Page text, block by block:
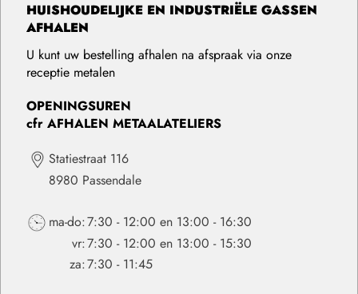
HUISHOUDELIJKE EN INDUSTRIËLE GASSEN
AFHALEN
U kunt uw bestelling afhalen na afspraak via onze
receptie metalen
OPENINGSUREN
cfr AFHALEN METAALATELIERS
Statiestraat 116
8980 Passendale
ma-do:7:30 - 12:00 en 13:00 - 16:30
vr:7:30 - 12:00 en 13:00 - 15:30
za:7:30 - 11:45